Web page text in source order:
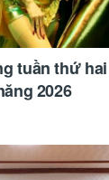
tuần thứ
2026